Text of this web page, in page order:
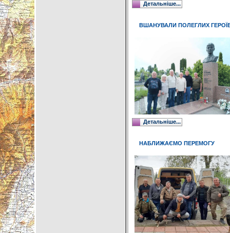
Детальніше...
ВШАНУВАЛИ ПОЛЕГЛИХ
Детальніше...
НАБЛИЖАЄМО ПЕРЕМОГУ